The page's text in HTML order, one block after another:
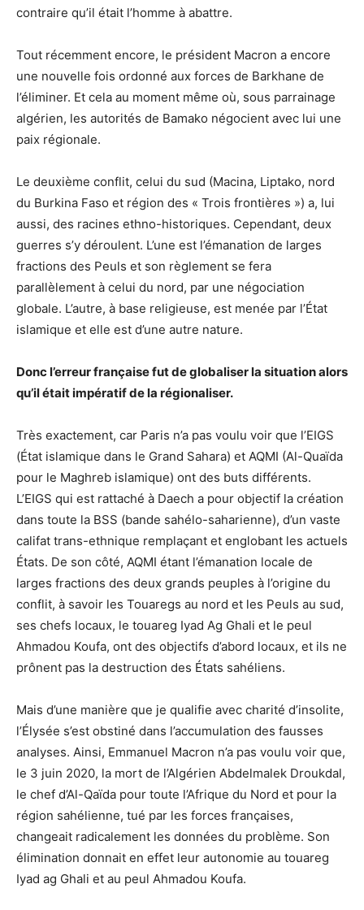
contraire qu’il était l’homme à abattre.
Tout récemment encore, le président Macron a encore
une nouvelle fois ordonné aux forces de Barkhane de
l’éliminer. Et cela au moment même où, sous parrainage
algérien, les autorités de Bamako négocient avec lui une
paix régionale.
Le deuxième conflit, celui du sud (Macina, Liptako, nord
du Burkina Faso et région des « Trois frontières ») a, lui
aussi, des racines ethno-historiques. Cependant, deux
guerres s’y déroulent. L’une est l’émanation de larges
fractions des Peuls et son règlement se fera
parallèlement à celui du nord, par une négociation
globale. L’autre, à base religieuse, est menée par l’État
islamique et elle est d’une autre nature.
Donc l’erreur française fut de globaliser la situation alors
qu’il était impératif de la régionaliser.
Très exactement, car Paris n’a pas voulu voir que l’EIGS
(État islamique dans le Grand Sahara) et AQMI (Al-Quaïda
pour le Maghreb islamique) ont des buts différents.
L’EIGS qui est rattaché à Daech a pour objectif la création
dans toute la BSS (bande sahélo-saharienne), d’un vaste
califat trans-ethnique remplaçant et englobant les actuels
États. De son côté, AQMI étant l’émanation locale de
larges fractions des deux grands peuples à l’origine du
conflit, à savoir les Touaregs au nord et les Peuls au sud,
ses chefs locaux, le touareg Iyad Ag Ghali et le peul
Ahmadou Koufa, ont des objectifs d’abord locaux, et ils ne
prônent pas la destruction des États sahéliens.
Mais d’une manière que je qualifie avec charité d’insolite,
l’Élysée s’est obstiné dans l’accumulation des fausses
analyses. Ainsi, Emmanuel Macron n’a pas voulu voir que,
le 3 juin 2020, la mort de l’Algérien Abdelmalek Droukdal,
le chef d’Al-Qaïda pour toute l’Afrique du Nord et pour la
région sahélienne, tué par les forces françaises,
changeait radicalement les données du problème. Son
élimination donnait en effet leur autonomie au touareg
Iyad ag Ghali et au peul Ahmadou Koufa.